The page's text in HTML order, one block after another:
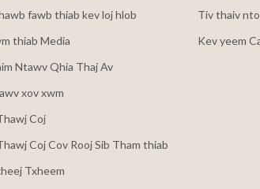
fawb thiab kev loj hlob
thiab Media
Ntawv Qhia Thaj Av
xov xwm
Coj
Coj Cov Rooj Sib Tham thiab
Txheem
Tiv thaiv
Kev yeem